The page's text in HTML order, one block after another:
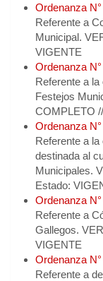
Ordenanza
Referente a
Municipal.
VIGENTE
Ordenanza
Referente a
Festejos
COMPLETO
Ordenanza
Referente a
destinada al
Municipales.
Estado:
Ordenanza
Referente a
Gallegos.
VIGENTE
Ordenanza
Referente a